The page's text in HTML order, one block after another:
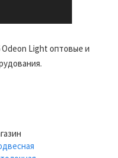
Odeon Light оптовые и